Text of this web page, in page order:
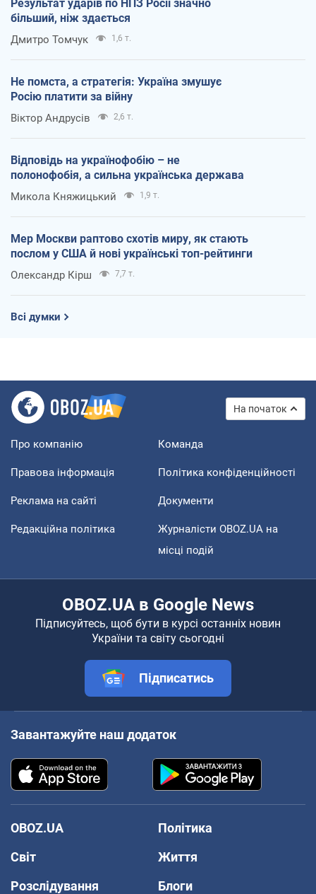
Результат ударів по НПЗ Росії значно
більший, ніж здається
Дмитро Томчук 1,6 т.
Не помста, а стратегія: Україна змушує
Росію платити за війну
Віктор Андрусів 2,6 т.
Відповідь на українофобію – не
полонофобія, а сильна українська держава
Микола Княжицький 1,9 т.
Мер Москви раптово схотів миру, як стають
послом у США й нові українські топ-рейтинги
Олександр Кірш 7,7 т.
Всі думки
На початок
Про компанію Команда
Правова інформація Політика конфіденційності
Реклама на сайті Документи
Редакційна політика
Журналісти OBOZ.UA на
місці подій
OBOZ.UA в Google News
Підписуйтесь, щоб бути в курсі останніх новин
України та світу сьогодні
Підписатись
Завантажуйте наш додаток
OBOZ.UA
Політика
Світ
Життя
Розслідування
Блоги